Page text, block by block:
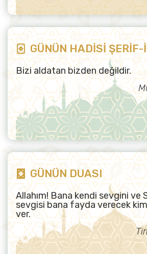
GÜNÜN HADİSİ ŞERİF-İ
Bizi aldatan bizden değildir.
GÜNÜN DUASI
Allahım! Bana kendi sevgini ve
sevgisi bana fayda verecek
ver.